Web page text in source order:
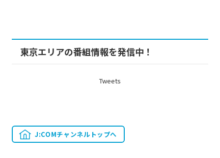
東京エリアの番組情報を発信中！
Tweets
J:COMチャンネルトップへ